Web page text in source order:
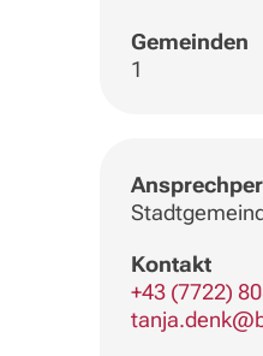
Gemeinden
1
Kontakt
+43 (7722)